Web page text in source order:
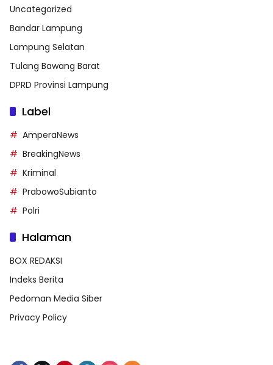
Uncategorized
Bandar Lampung
Lampung Selatan
Tulang Bawang Barat
DPRD Provinsi Lampung
Label
AmperaNews
BreakingNews
Kriminal
PrabowoSubianto
Polri
Halaman
BOX REDAKSI
Indeks Berita
Pedoman Media Siber
Privacy Policy